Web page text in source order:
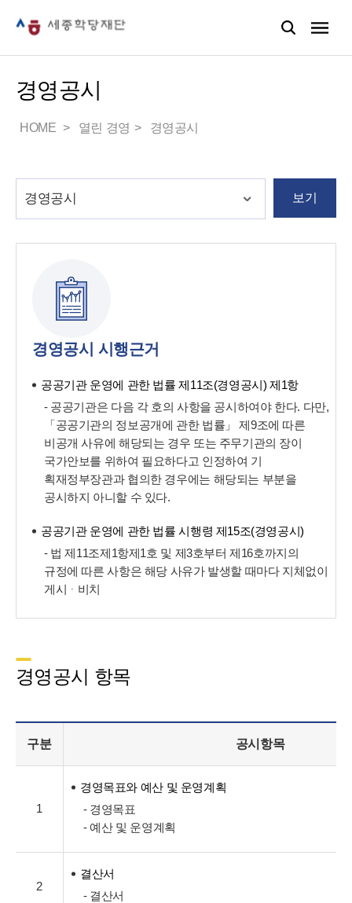
경영공시
HOME 열린 경영 경영공시
보기
경영공시 시행근거
공공기관 운영에 관한 법률 제11조(경영공시) 제1항
- 공공기관은 다음 각 호의 사항을 공시하여야 한다. 다만,
「공공기관의 정보공개에 관한 법률」 제9조에 따른
비공개 사유에 해당되는 경우 또는 주무기관의 장이
국가안보를 위하여 필요하다고 인정하여 기
획재정부장관과 협의한 경우에는 해당되는 부분을
공시하지 아니할 수 있다.
공공기관 운영에 관한 법률 시행령 제15조(경영공시)
- 법 제11조제1항제1호 및 제3호부터 제16호까지의
규정에 따른 사항은 해당 사유가 발생할 때마다 지체없이
게시ᆞ비치
경영공시 항목
구분 공시항목
1
경영목표와 예산 및 운영계획
- 경영목표
- 예산 및 운영계획
2
결산서
- 결산서